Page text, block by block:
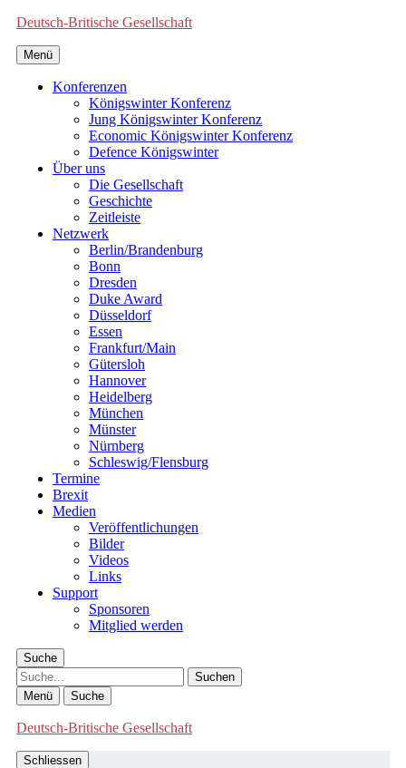
Deutsch-Britische Gesellschaft
Menü
Konferenzen
Königswinter Konferenz
Jung Königswinter Konferenz
Economic Königswinter Konferenz
Defence Königswinter
Über uns
Die Gesellschaft
Geschichte
Zeitleiste
Netzwerk
Berlin/Brandenburg
Bonn
Dresden
Duke Award
Düsseldorf
Essen
Frankfurt/Main
Gütersloh
Hannover
Heidelberg
München
Münster
Nürnberg
Schleswig/Flensburg
Termine
Brexit
Medien
Veröffentlichungen
Bilder
Videos
Links
Support
Sponsoren
Mitglied werden
Suche
Suche
Menü Suche
Deutsch-Britische Gesellschaft
Schliessen